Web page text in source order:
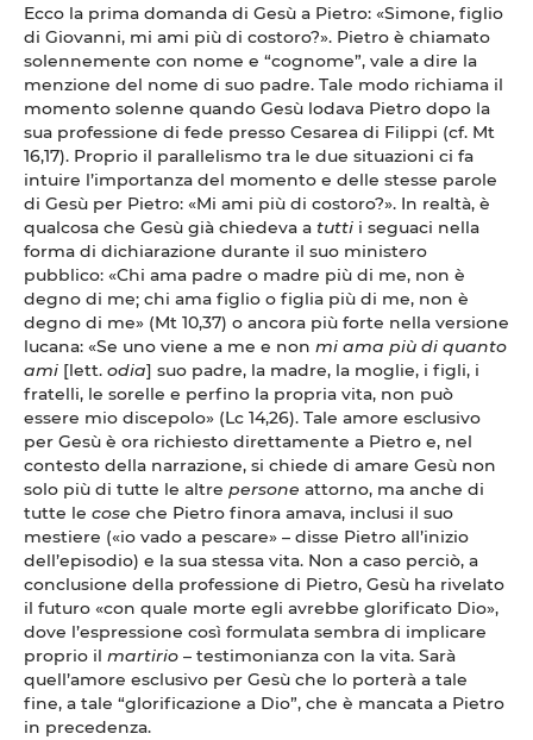
Ecco la prima domanda di Gesù a Pietro: «Simone, figlio
di Giovanni, mi ami più di costoro?». Pietro è chiamato
solennemente con nome e “cognome”, vale a dire la
menzione del nome di suo padre. Tale modo richiama il
momento solenne quando Gesù lodava Pietro dopo la
sua professione di fede presso Cesarea di Filippi (cf. Mt
16,17). Proprio il parallelismo tra le due situazioni ci fa
intuire l’importanza del momento e delle stesse parole
di Gesù per Pietro: «Mi ami più di costoro?». In realtà, è
qualcosa che Gesù già chiedeva a tutti i seguaci nella
forma di dichiarazione durante il suo ministero
pubblico: «Chi ama padre o madre più di me, non è
degno di me; chi ama figlio o figlia più di me, non è
degno di me» (Mt 10,37) o ancora più forte nella versione
lucana: «Se uno viene a me e non mi ama più di quanto
ami [lett. odia] suo padre, la madre, la moglie, i figli, i
fratelli, le sorelle e perfino la propria vita, non può
essere mio discepolo» (Lc 14,26). Tale amore esclusivo
per Gesù è ora richiesto direttamente a Pietro e, nel
contesto della narrazione, si chiede di amare Gesù non
solo più di tutte le altre persone attorno, ma anche di
tutte le cose che Pietro finora amava, inclusi il suo
mestiere («io vado a pescare» – disse Pietro all’inizio
dell’episodio) e la sua stessa vita. Non a caso perciò, a
conclusione della professione di Pietro, Gesù ha rivelato
il futuro «con quale morte egli avrebbe glorificato Dio»,
dove l’espressione così formulata sembra di implicare
proprio il martirio – testimonianza con la vita. Sarà
quell’amore esclusivo per Gesù che lo porterà a tale
fine, a tale “glorificazione a Dio”, che è mancata a Pietro
in precedenza.